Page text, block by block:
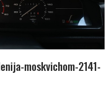
moskvichom-2141-